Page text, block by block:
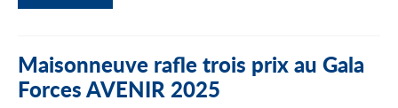
Maisonneuve rafle trois prix au Gala
Forces AVENIR 2025